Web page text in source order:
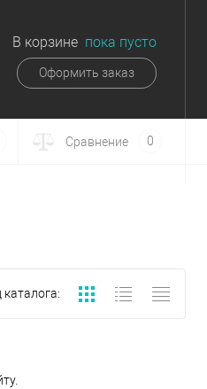
В корзине пока пусто
Оформить заказ
Сравнение 0
каталога: